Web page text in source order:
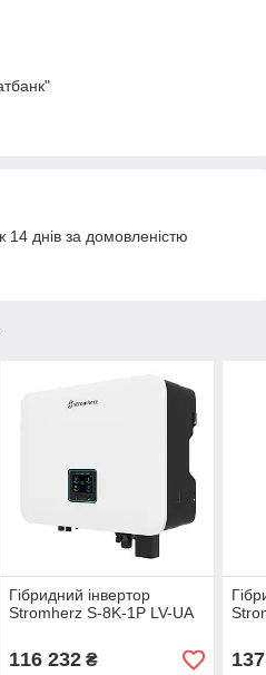
днів за домовленістю
Гібридний інвертор
Stromherz S-8K-1P LV-UA
116 232₴